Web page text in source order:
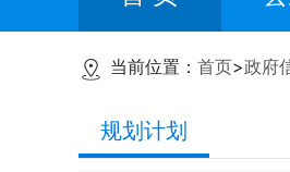
当前位置： 首页>政府
规划计划